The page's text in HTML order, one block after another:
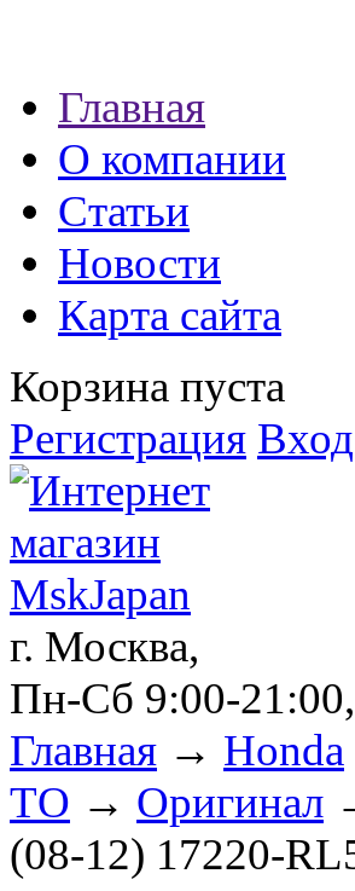
экспресс займы
Главная
О компании
Статьи
Новости
Карта сайта
Корзина пуста
Регистрация Вход
г. Москва,
Пн-Сб 9:00-
Главная → Honda
ТО → Оригинал
(08-12) 17220-